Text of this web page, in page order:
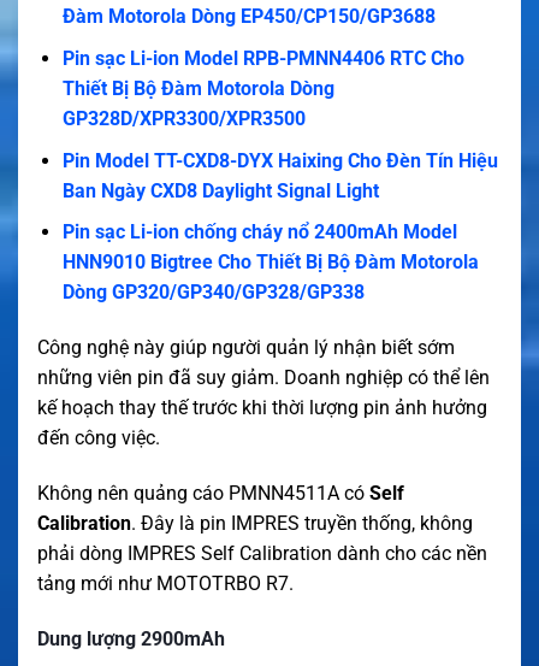
Đàm Motorola Dòng EP450/CP150/GP3688
Pin sạc Li-ion Model RPB-PMNN4406 RTC Cho
Thiết Bị Bộ Đàm Motorola Dòng
GP328D/XPR3300/XPR3500
Pin Model TT-CXD8-DYX Haixing Cho Đèn Tín Hiệu
Ban Ngày CXD8 Daylight Signal Light
Pin sạc Li-ion chống cháy nổ 2400mAh Model
HNN9010 Bigtree Cho Thiết Bị Bộ Đàm Motorola
Dòng GP320/GP340/GP328/GP338
Công nghệ này giúp người quản lý nhận biết sớm
những viên pin đã suy giảm. Doanh nghiệp có thể lên
kế hoạch thay thế trước khi thời lượng pin ảnh hưởng
đến công việc.
Không nên quảng cáo PMNN4511A có Self
Calibration. Đây là pin IMPRES truyền thống, không
phải dòng IMPRES Self Calibration dành cho các nền
tảng mới như MOTOTRBO R7.
Dung lượng 2900mAh